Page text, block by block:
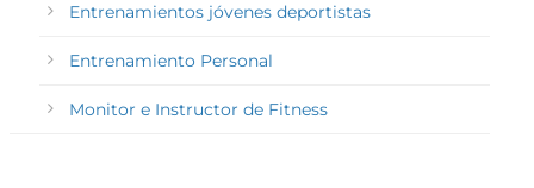
Entrenamientos jóvenes deportistas
Entrenamiento Personal
Monitor e Instructor de Fitness